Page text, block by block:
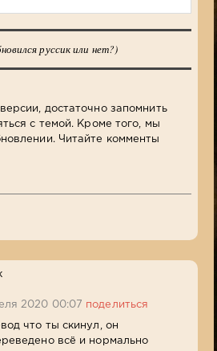
руссик или нет?)
достаточно запомнить
с темой. Кроме того, мы
Читайте комменты
2020 00:07 поделиться
что ты скинул, он
всё и нормально